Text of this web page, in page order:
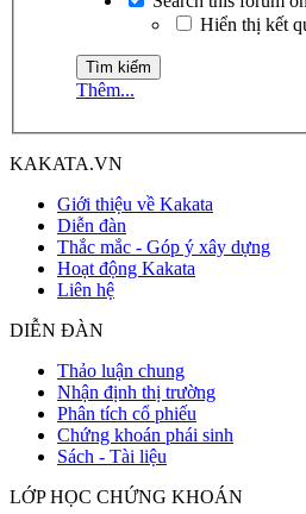
Hiển thị kết
Thêm...
KAKATA.VN
Giới thiệu về Kakata
Diễn đàn
Thắc mắc - Góp ý xây dựng
Hoạt động Kakata
Liên hệ
DIỄN ĐÀN
Thảo luận chung
Nhận định thị trường
Phân tích cổ phiếu
Chứng khoán phái sinh
Sách - Tài liệu
LỚP HỌC CHỨNG KHOÁN